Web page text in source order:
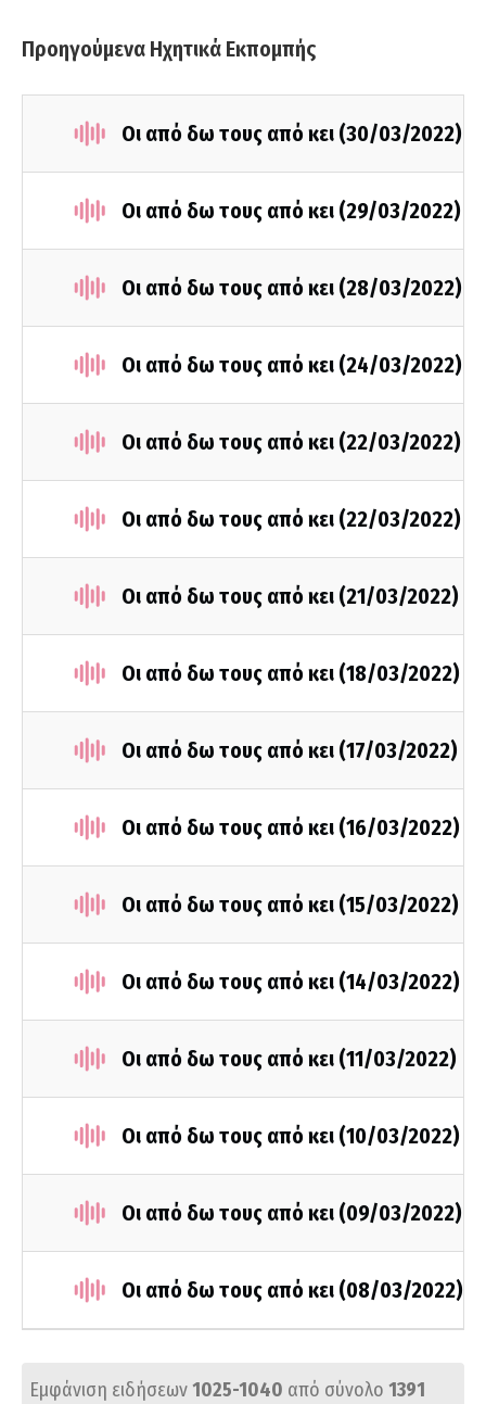
Προηγούμενα Ηχητικά Εκπομπής
Οι από δω τους από κει (30/03/2022)
Οι από δω τους από κει (29/03/2022)
Οι από δω τους από κει (28/03/2022)
Οι από δω τους από κει (24/03/2022)
Οι από δω τους από κει (22/03/2022)
Οι από δω τους από κει (22/03/2022)
Οι από δω τους από κει (21/03/2022)
Οι από δω τους από κει (18/03/2022)
Οι από δω τους από κει (17/03/2022)
Οι από δω τους από κει (16/03/2022)
Οι από δω τους από κει (15/03/2022)
Οι από δω τους από κει (14/03/2022)
Οι από δω τους από κει (11/03/2022)
Οι από δω τους από κει (10/03/2022)
Οι από δω τους από κει (09/03/2022)
Οι από δω τους από κει (08/03/2022)
Εμφάνιση ειδήσεων1025-1040 από σύνολο 1391